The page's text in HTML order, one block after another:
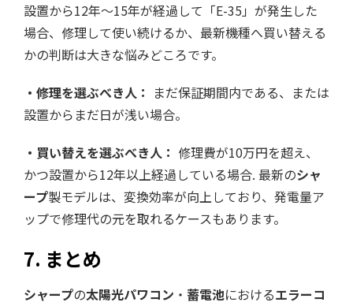
設置から12年〜15年が経過して「E-35」が発生した
場合、修理して使い続けるか、最新機種へ買い替える
かの判断は大きな悩みどころです。
・修理を選ぶべき人： まだ保証期間内である、または
設置からまだ日が浅い場合。
・買い替えを選ぶべき人： 修理費が10万円を超え、
かつ設置から12年以上経過している場合. 最新のシャ
ープ製モデルは、変換効率が向上しており、発電量ア
ップで修理代の元を取れるケースもあります。
7. まとめ
シャープの太陽光パワコン ・ 蓄電池におけるエラーコ